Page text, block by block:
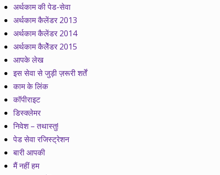
अर्थकाम की पेड-सेवा
अर्थकाम कैलेंडर 2013
अर्थकाम कैलेंडर 2014
अर्थकाम कैलेेंडर 2015
आपके लेख
इस सेवा से जुड़ी ज़रूरी शर्तें
काम के लिंक
कॉपीराइट
डिस्क्लेमर
निवेश – तथास्तु!
पेड सेवा रजिस्ट्रेशन
बारी आपकी
मैं नहीं हम